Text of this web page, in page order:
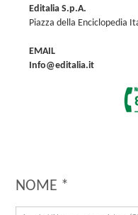
Editalia S.p.A.
Piazza della Enciclopedia
EMAIL
Info@editalia.it
NOME *